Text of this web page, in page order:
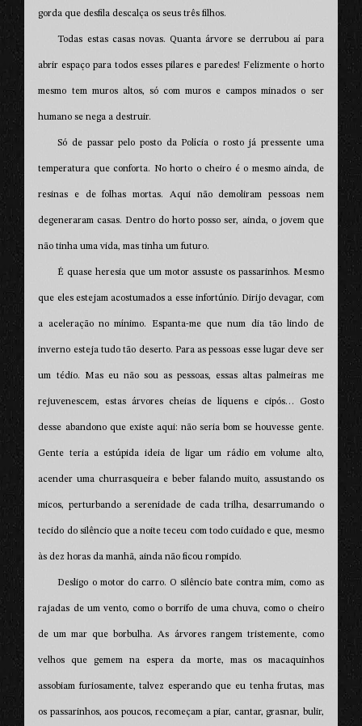
gorda que desfila descalça os seus três filhos.
Todas estas casas novas. Quanta árvore se derrubou aí para
abrir espaço para todos esses pilares e paredes! Felizmente o horto
mesmo tem muros altos, só com muros e campos minados o ser
humano se nega a destruir.
Só de passar pelo posto da Polícia o rosto já pressente uma
temperatura que conforta. No horto o cheiro é o mesmo ainda, de
resinas e de folhas mortas. Aqui não demoliram pessoas nem
degeneraram casas. Dentro do horto posso ser, ainda, o jovem que
não tinha uma vida, mas tinha um futuro.
É quase heresia que um motor assuste os passarinhos. Mesmo
que eles estejam acostumados a esse infortúnio. Dirijo devagar, com
a aceleração no mínimo. Espanta-me que num dia tão lindo de
inverno esteja tudo tão deserto. Para as pessoas esse lugar deve ser
um tédio. Mas eu não sou as pessoas, essas altas palmeiras me
rejuvenescem, estas árvores cheias de líquens e cipós… Gosto
desse abandono que existe aqui: não seria bom se houvesse gente.
Gente teria a estúpida ideia de ligar um rádio em volume alto,
acender uma churrasqueira e beber falando muito, assustando os
micos, perturbando a serenidade de cada trilha, desarrumando o
tecido do silêncio que a noite teceu com todo cuidado e que, mesmo
às dez horas da manhã, ainda não ficou rompido.
Desligo o motor do carro. O silêncio bate contra mim, como as
rajadas de um vento, como o borrifo de uma chuva, como o cheiro
de um mar que borbulha. As árvores rangem tristemente, como
velhos que gemem na espera da morte, mas os macaquinhos
assobiam furiosamente, talvez esperando que eu tenha frutas, mas
os passarinhos, aos poucos, recomeçam a piar, cantar, grasnar, bulir,